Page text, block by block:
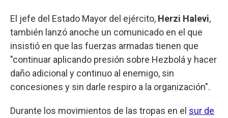
El jefe del Estado Mayor del ejército, Herzi Halevi,
también lanzó anoche un comunicado en el que
insistió en que las fuerzas armadas tienen que
"continuar aplicando presión sobre Hezbolá y hacer
daño adicional y continuo al enemigo, sin
concesiones y sin darle respiro a la organización".
Durante los movimientos de las tropas en el sur de